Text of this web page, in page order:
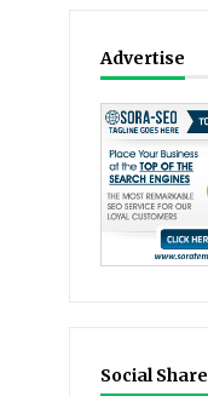
Advertise
Social Share